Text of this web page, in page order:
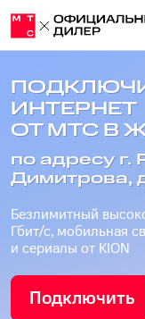
ИНТЕРНЕТ
ОТ МТС В
по адресу г.
Димитрова,
Безлимитный
Гбит/с, мобильная
и сериалы от KION
Подключить